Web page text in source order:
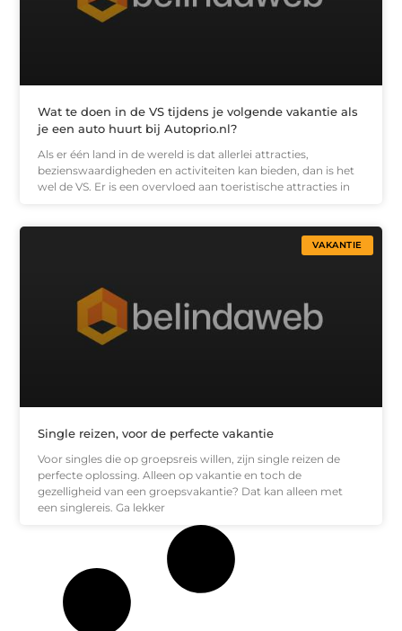
Wat te doen in de VS tijdens je volgende vakantie als
je een auto huurt bij Autoprio.nl?
Als er één land in de wereld is dat allerlei attracties,
bezienswaardigheden en activiteiten kan bieden, dan is het
wel de VS. Er is een overvloed aan toeristische attracties in
VAKANTIE
Single reizen, voor de perfecte vakantie
Voor singles die op groepsreis willen, zijn single reizen de
perfecte oplossing. Alleen op vakantie en toch de
gezelligheid van een groepsvakantie? Dat kan alleen met
een singlereis. Ga lekker